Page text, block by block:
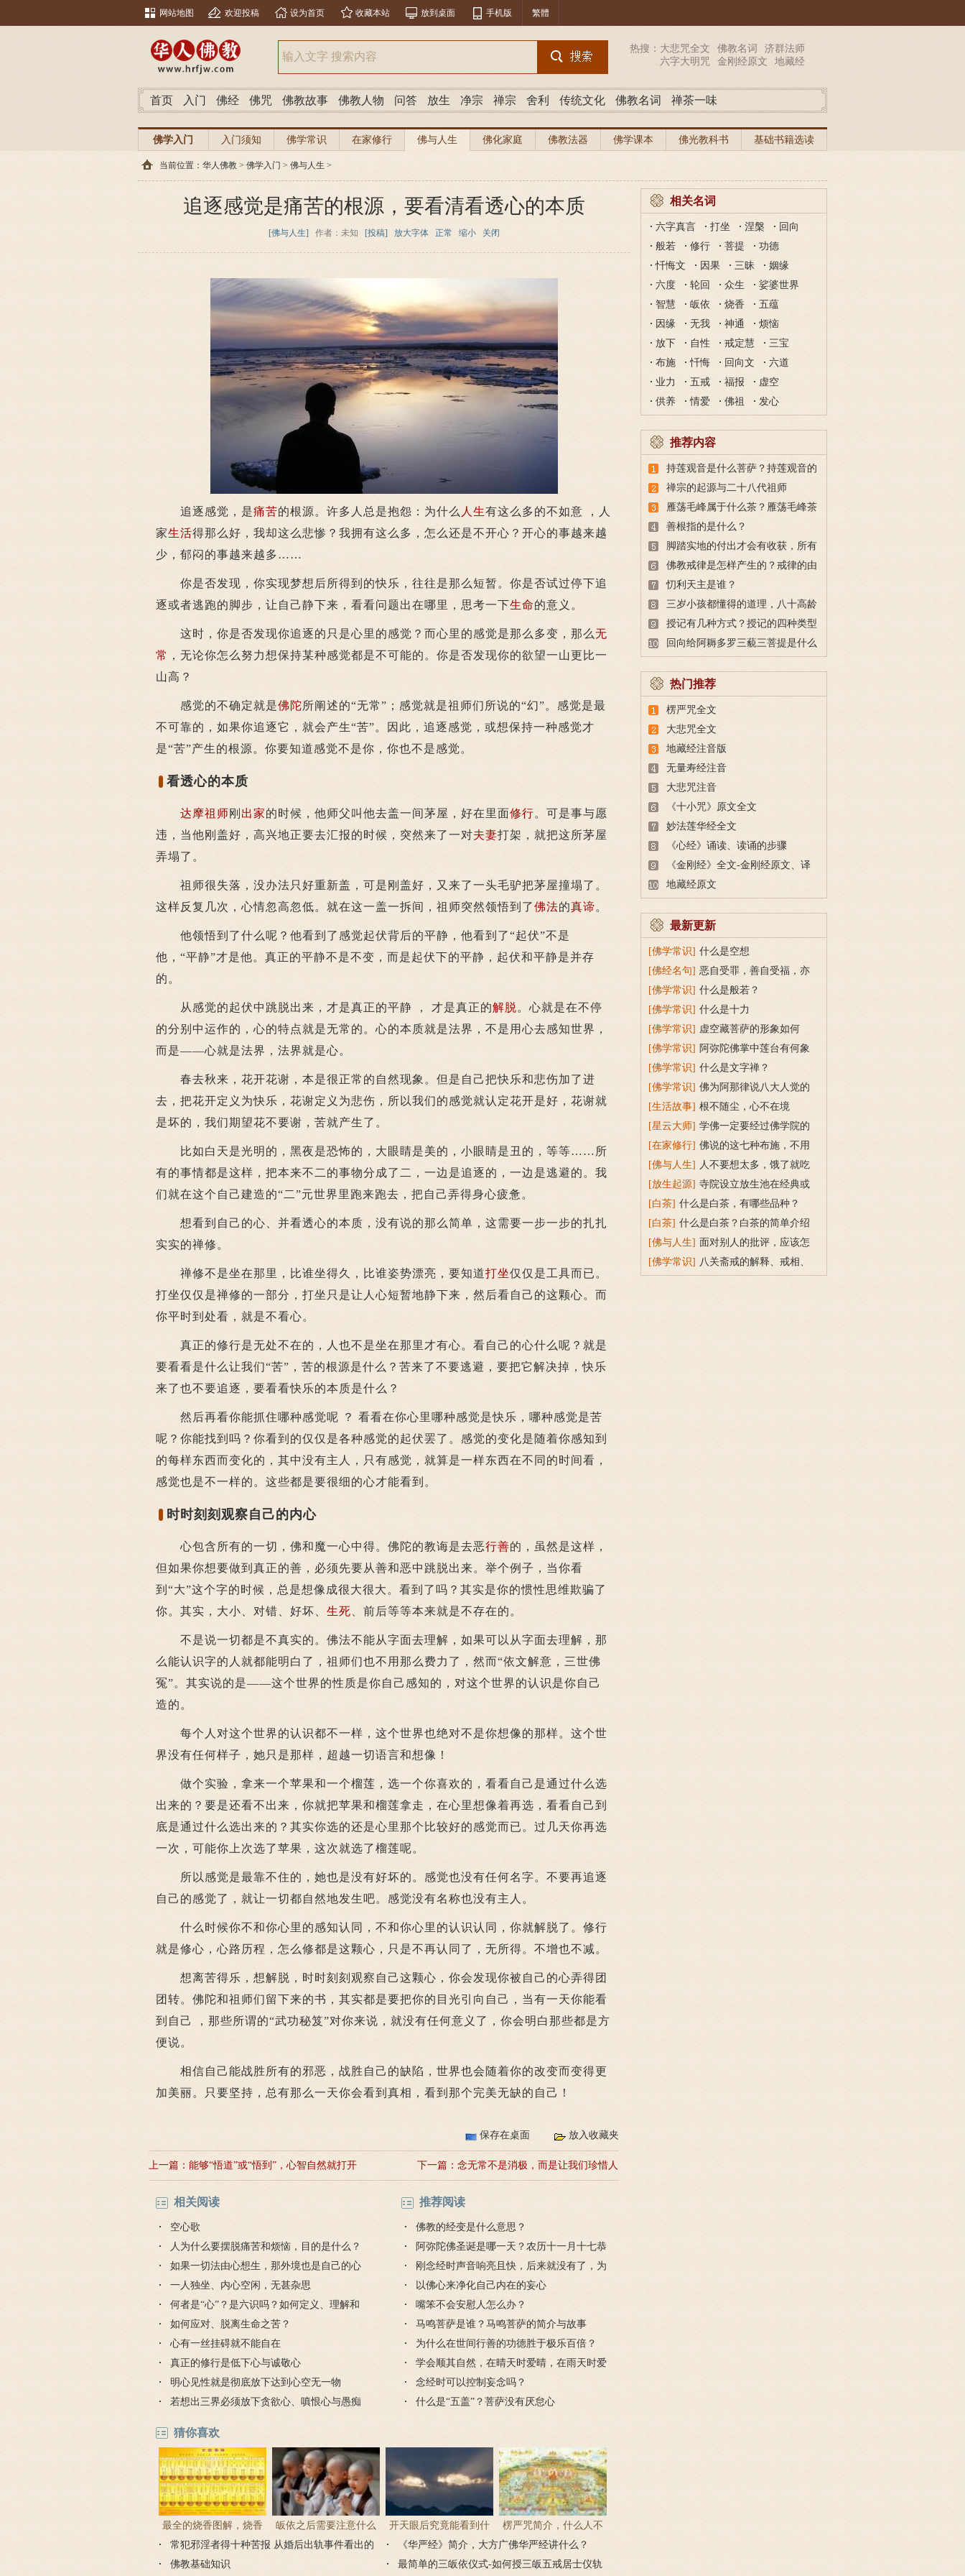
网站地图 欢迎投稿 设为首页 收藏本站 放到桌面 手机版 繁體
热搜： 大悲咒全文 佛教名词
济群法师
六字大明咒
金刚经原文 地藏经
首页 入门 佛经 佛咒 佛教故事 佛教人物 问答 放生 净宗 禅宗 舍利 传统文化 佛教名词 禅茶一味
佛学入门 入门须知 佛学常识 在家修行 佛与人生 佛化家庭 佛教法器 佛学课本 佛光教科书 基础书籍选读
当前位置： 华人佛教 > 佛学入门 > 佛与人生 >
追逐感觉是痛苦的根源，要看清看透心的本质
[佛与人生] 作者：未知 [投稿] 放大字体 正常 缩小 关闭
追逐感觉，是痛苦的根源。许多人总是抱怨：为什么 人生有这么多的不如意 ，人
家生活得那么好，我却这么悲惨？我拥有这么多，怎么还是不开心？开心的事越来越
少，郁闷的事越来越多……
你是否发现，你实现梦想后所得到的快乐，往往是那么短暂。你是否试过停下追
逐或者逃跑的脚步，让自己静下来，看看问题出在哪里，思考一下生命的意义。
这时，你是否发现你追逐的只是心里的感觉？而心里的感觉是那么多变，那么无
常 ，无论你怎么努力想保持某种感觉都是不可能的。你是否发现你的欲望一山更比一
山高？
感觉的不确定就是佛陀所阐述的“无常”；感觉就是祖师们所说的“幻”。感觉是最
不可靠的，如果你追逐它，就会产生“苦”。因此，追逐感觉，或想保持一种感觉才
是“苦”产生的根源。你要知道感觉不是你，你也不是感觉。
看透心的本质
达摩祖师刚 出家的时候，他师父叫他去盖一间茅屋，好在里面修行。可是事与愿
违，当他刚盖好，高兴地正要去汇报的时候，突然来了一对夫妻打架，就把这所茅屋
弄塌了。
祖师很失落，没办法只好重新盖，可是刚盖好，又来了一头毛驴把茅屋撞塌了。
这样反复几次，心情忽高忽低。就在这一盖一拆间，祖师突然领悟到了佛法的真谛。
他领悟到了什么呢？他看到了感觉起伏背后的平静，他看到了“起伏”不是
他，“平静”才是他。真正的平静不是不变，而是起伏下的平静，起伏和平静是并存
的。
从感觉的起伏中跳脱出来，才是真正的平静 ， 才是真正的解脱。心就是在不停
的分别中运作的，心的特点就是无常的。心的本质就是法界，不是用心去感知世界，
而是——心就是法界，法界就是心。
春去秋来，花开花谢，本是很正常的自然现象。但是自己把快乐和悲伤加了进
去，把花开定义为快乐，花谢定义为悲伤，所以我们的感觉就认定花开是好，花谢就
是坏的，我们期望花不要谢，苦就产生了。
比如白天是光明的，黑夜是恐怖的，大眼睛是美的，小眼睛是丑的，等等……所
有的事情都是这样，把本来不二的事物分成了二，一边是追逐的，一边是逃避的。我
们就在这个自己建造的“二”元世界里跑来跑去，把自己弄得身心疲惫。
想看到自己的心、并看透心的本质，没有说的那么简单，这需要一步一步的扎扎
实实的禅修。
禅修不是坐在那里，比谁坐得久，比谁姿势漂亮，要知道打坐仅仅是工具而已。
打坐仅仅是禅修的一部分，打坐只是让人心短暂地静下来，然后看自己的这颗心。而
你平时到处看，就是不看心。
真正的修行是无处不在的，人也不是坐在那里才有心。看自己的心什么呢？就是
要看看是什么让我们“苦”，苦的根源是什么？苦来了不要逃避，要把它解决掉，快乐
来了也不要追逐，要看看快乐的本质是什么？
然后再看你能抓住哪种感觉呢 ？ 看看在你心里哪种感觉是快乐，哪种感觉是苦
呢？你能找到吗？你看到的仅仅是各种感觉的起伏罢了。感觉的变化是随着你感知到
的每样东西而变化的，其中没有主人，只有感觉，就算是一样东西在不同的时间看，
感觉也是不一样的。这些都是要很细的心才能看到。
时时刻刻观察自己的内心
心包含所有的一切，佛和魔一心中得。佛陀的教诲是去恶行善的，虽然是这样，
但如果你想要做到真正的善，必须先要从善和恶中跳脱出来。举个例子，当你看
到“大”这个字的时候，总是想像成很大很大。看到了吗？其实是你的惯性思维欺骗了
你。其实，大小、对错、好坏、 生死 、前后等等本来就是不存在的。
不是说一切都是不真实的。佛法不能从字面去理解，如果可以从字面去理解，那
么能认识字的人就都能明白了，祖师们也不用那么费力了，然而“依文解意，三世佛
冤”。其实说的是——这个世界的性质是你自己感知的，对这个世界的认识是你自己
造的。
每个人对这个世界的认识都不一样，这个世界也绝对不是你想像的那样。这个世
界没有任何样子，她只是那样，超越一切语言和想像！
做个实验，拿来一个苹果和一个榴莲，选一个你喜欢的，看看自己是通过什么选
出来的？要是还看不出来，你就把苹果和榴莲拿走，在心里想像着再选，看看自己到
底是通过什么选出来的？其实你选的还是心里那个比较好的感觉而已。过几天你再选
一次，可能你上次选了苹果，这次就选了榴莲呢。
所以感觉是最靠不住的，她也是没有好坏的。感觉也没有任何名字。不要再追逐
自己的感觉了，就让一切都自然地发生吧。感觉没有名称也没有主人。
什么时候你不和你心里的感知认同，不和你心里的认识认同，你就解脱了。修行
就是修心，心路历程，怎么修都是这颗心，只是不再认同了，无所得。不增也不减。
想离苦得乐，想解脱，时时刻刻观察自己这颗心，你会发现你被自己的心弄得团
团转。佛陀和祖师们留下来的书，其实都是要把你的目光引向自己，当有一天你能看
到自己 ，那些所谓的“武功秘笈”对你来说，就没有任何意义了，你会明白那些都是方
便说。
相信自己能战胜所有的邪恶，战胜自己的缺陷，世界也会随着你的改变而变得更
加美丽。只要坚持，总有那么一天你会看到真相，看到那个完美无缺的自己！
保存在桌面 放入收藏夹
上一篇： 能够“悟道”或“悟到”，心智自然就打开 下一篇： 念无常不是消极，而是让我们珍惜人
相关阅读
空心歌
人为什么要摆脱痛苦和烦恼，目的是什么？
如果一切法由心想生，那外境也是自己的心
想出的吗？
一人独坐、内心空闲，无甚杂思
何者是“心”？是六识吗？如何定义、理解和
界定？
如何应对、脱离生命之苦？
心有一丝挂碍就不能自在
真正的修行是低下心与诚敬心
明心见性就是彻底放下达到心空无一物
若想出三界必须放下贪欲心、嗔恨心与愚痴
推荐阅读
佛教的经变是什么意思？
阿弥陀佛圣诞是哪一天？农历十一月十七恭
迎弥陀圣诞
刚念经时声音响亮且快，后来就没有了，为
什么？
以佛心来净化自己内在的妄心
嘴笨不会安慰人怎么办？
马鸣菩萨是谁？马鸣菩萨的简介与故事
为什么在世间行善的功德胜于极乐百倍？
学会顺其自然，在晴天时爱晴，在雨天时爱
雨
念经时可以控制妄念吗？
什么是“五盖”？菩萨没有厌怠心
猜你喜欢
最全的烧香图解，烧香
有何含义与讲究？
皈依之后需要注意什么
吗 皈依佛门后的注意事
开天眼后究竟能看到什
么？
楞严咒简介，什么人不
能念楞严咒？
常犯邪淫者得十种苦报 从婚后出轨事件看出的
因果报应
《华严经》简介，大方广佛华严经讲什么？
佛教基础知识
最简单的三皈依仪式-如何授三皈五戒居士仪轨
相关名词
六字真言 打坐 涅槃
回向
般若
修行 菩提
功德
忏悔文
因果 三昧
姻缘
六度
轮回 众生
娑婆世界
智慧
皈依 烧香
五蕴
因缘
无我 神通
烦恼
放下
自性 戒定慧
三宝
布施
忏悔 回向文
六道
业力
五戒 福报
虚空
供养
情爱 佛祖 发心
推荐内容
持莲观音是什么菩萨？持莲观音的
故事
禅宗的起源与二十八代祖师
雁荡毛峰属于什么茶？雁荡毛峰茶
的特点与由来
善根指的是什么？
脚踏实地的付出才会有收获，所有
的付出都不会白费
佛教戒律是怎样产生的？戒律的由
来
忉利天主是谁？
三岁小孩都懂得的道理，八十高龄
也未必做得到
授记有几种方式？授记的四种类型
回向给阿耨多罗三藐三菩提是什么
热门推荐
楞严咒全文
大悲咒全文
地藏经注音版
无量寿经注音
大悲咒注音
《十小咒》原文全文
妙法莲华经全文
《心经》诵读、读诵的步骤
《金刚经》全文-金刚经原文、译
文及释意
地藏经原文
最新更新
[佛学常识] 什么是空想
[佛经名句] 恶自受罪，善自受福，亦
各须熟，彼不相待的解释
[佛学常识] 什么是般若？
[佛学常识] 什么是十力
[佛学常识] 虚空藏菩萨的形象如何
[佛学常识] 阿弥陀佛掌中莲台有何象
征含义
[佛学常识] 什么是文字禅？
[佛学常识] 佛为阿那律说八大人觉的
内容是什么
[生活故事] 根不随尘，心不在境
[星云大师] 学佛一定要经过佛学院的
教育吗？
[在家修行] 佛说的这七种布施，不用
花钱就能做到
[佛与人生] 人不要想太多，饿了就吃
饭，困了就睡觉
[放生起源] 寺院设立放生池在经典或
传统上有什么根据？
[白茶] 什么是白茶，有哪些品种？
[白茶] 什么是白茶？白茶的简单介绍
[佛与人生] 面对别人的批评，应该怎
么做？
[佛学常识] 八关斋戒的解释、戒相、